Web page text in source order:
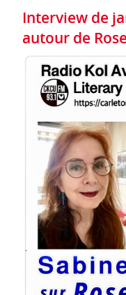
Interview de
autour de